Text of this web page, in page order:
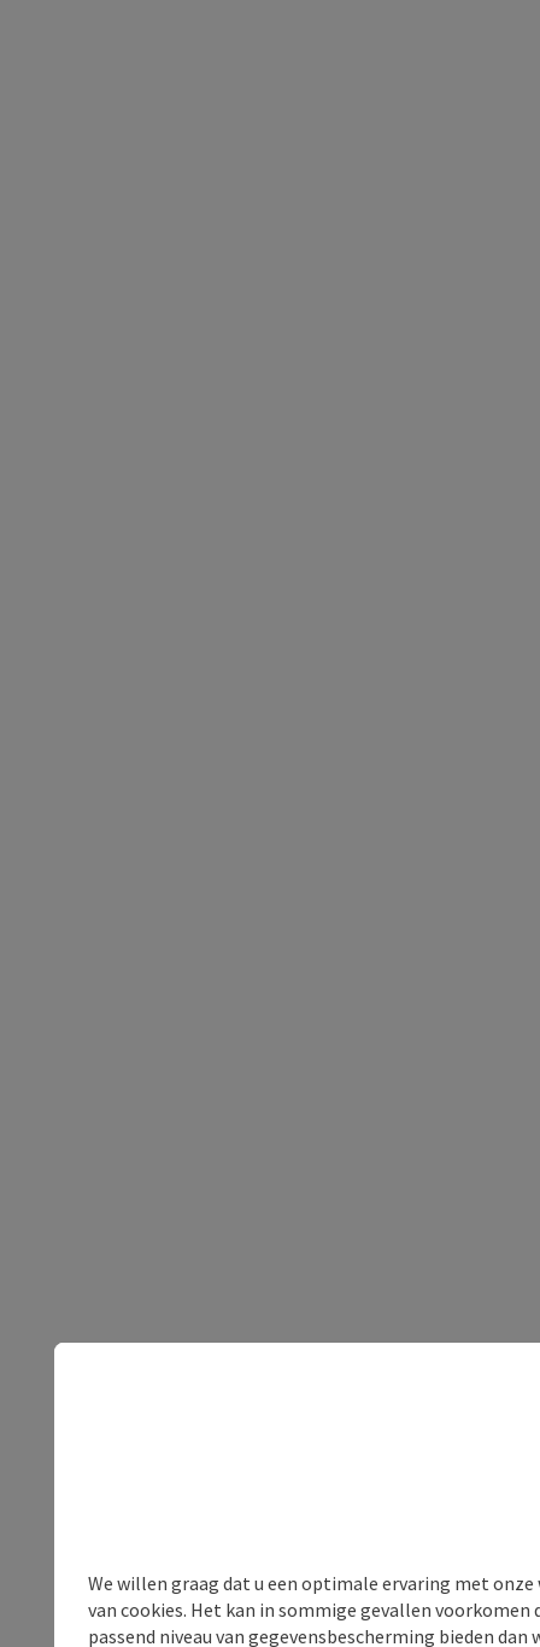
We willen graag dat u een optimale ervaring met
van cookies. Het kan in sommige gevallen voorkomen
passend niveau van gegevensbescherming bieden